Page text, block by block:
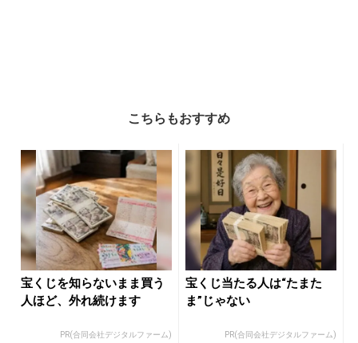
こちらもおすすめ
宝くじを知らないまま買う
人ほど、外れ続けます
PR(合同会社デジタルファーム)
宝くじ当たる人は“たまた
ま”じゃない
PR(合同会社デジタルファーム)